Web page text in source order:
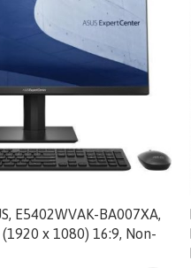
E5402WVAK-BA007XA,
x 1080) 16:9, Non-